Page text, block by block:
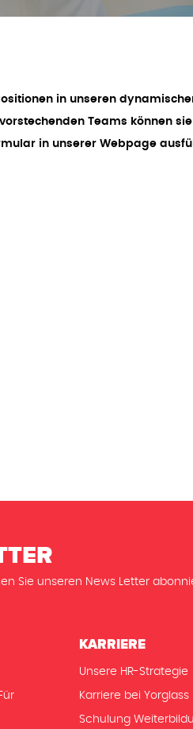
in unseren
Teams können
in unserer Webpage
Sie unseren News Letter
KARRIERE
Unsere HR-Strategie
Karriere bei Yorglass
Schulung